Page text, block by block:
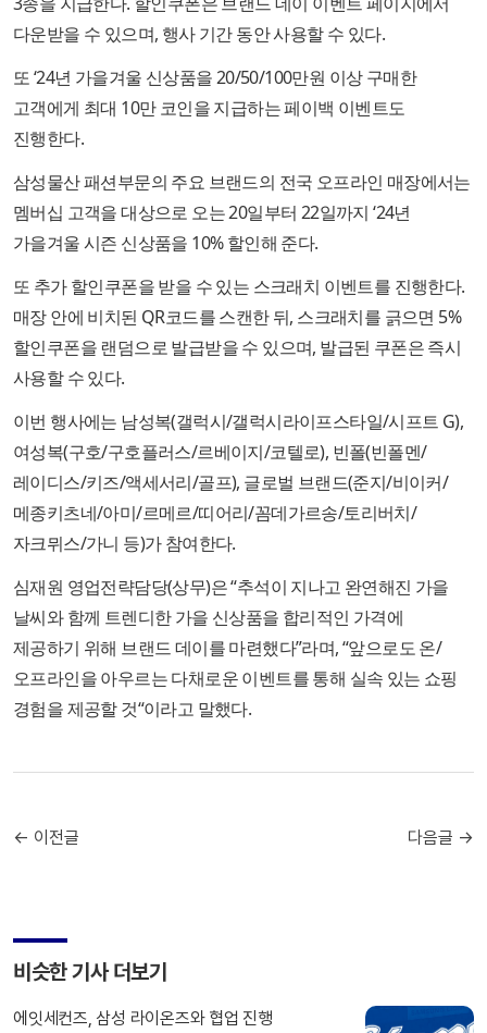
다운받을 수 있으며, 행사 기간 동안 사용할 수 있다.
또 ‘24년 가을겨울 신상품을 20/50/100만원 이상 구매한
고객에게 최대 10만 코인을 지급하는 페이백 이벤트도
진행한다.
삼성물산 패션부문의 주요 브랜드의 전국 오프라인 매장에서는
멤버십 고객을 대상으로 오는 20일부터 22일까지 ‘24년
가을겨울 시즌 신상품을 10% 할인해 준다.
또 추가 할인쿠폰을 받을 수 있는 스크래치 이벤트를 진행한다.
매장 안에 비치된 QR코드를 스캔한 뒤, 스크래치를 긁으면 5%
할인쿠폰을 랜덤으로 발급받을 수 있으며, 발급된 쿠폰은 즉시
사용할 수 있다.
이번 행사에는 남성복(갤럭시/갤럭시라이프스타일/시프트 G),
여성복(구호/구호플러스/르베이지/코텔로), 빈폴(빈폴멘/
레이디스/키즈/액세서리/골프), 글로벌 브랜드(준지/비이커/
메종키츠네/아미/르메르/띠어리/꼼데가르송/토리버치/
자크뮈스/가니 등)가 참여한다.
심재원 영업전략담당(상무)은 “추석이 지나고 완연해진 가을
날씨와 함께 트렌디한 가을 신상품을 합리적인 가격에
제공하기 위해 브랜드 데이를 마련했다”라며, “앞으로도 온/
오프라인을 아우르는 다채로운 이벤트를 통해 실속 있는 쇼핑
경험을 제공할 것“이라고 말했다.
← 이전글 다음글 →
비슷한 기사 더보기
에잇세컨즈, 삼성 라이온즈와 협업 진행